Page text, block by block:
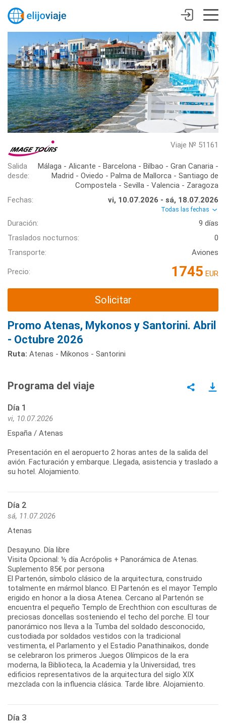
Viaje № 51161
Salida
desde:
Málaga - Alicante - Barcelona - Bilbao - Gran Canaria -
Madrid - Oviedo - Palma de Mallorca - Santiago de
Compostela - Sevilla - Valencia - Zaragoza
Fechas:
vi, 10.07.2026 - sá, 18.07.2026
Todas las fechas
Duración:
9 días
Traslados nocturnos:
0
Transporte:
Aviones
Precio: 1745 EUR
Solicitar
Promo Atenas, Mykonos y Santorini. Abril
- Octubre 2026
Ruta: Atenas - Mikonos - Santorini
Programa del viaje
Día 1
vi, 10.07.2026
España / Atenas
Presentación en el aeropuerto 2 horas antes de la salida del
avión. Facturación y embarque. Llegada, asistencia y traslado a
su hotel. Alojamiento.
Día 2
sá, 11.07.2026
Atenas
Desayuno. Día libre
Visita Opcional: ½ día Acrópolis + Panorámica de Atenas.
Suplemento 85€ por persona
El Partenón, símbolo clásico de la arquitectura, construido
totalmente en mármol blanco. El Partenón es el mayor Templo
erigido en honor a la diosa Atenea. Cercano al Partenón se
encuentra el pequeño Templo de Erechthion con esculturas de
preciosas doncellas sosteniendo el techo del porche. El tour
panorámico nos lleva a la Tumba del soldado desconocido,
custodiada por soldados vestidos con la tradicional
vestimenta, el Parlamento y el Estadio Panathinaikos, donde
se celebraron los primeros Juegos Olímpicos de la era
moderna, la Biblioteca, la Academia y la Universidad, tres
edificios representativos de la arquitectura del siglo XIX
mezclada con la influencia clásica. Tarde libre. Alojamiento.
Día 3